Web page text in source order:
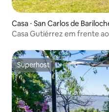
Casa ⋅ San Carlos de
Casa Gutiérrez em frente
Superhost
Superhost